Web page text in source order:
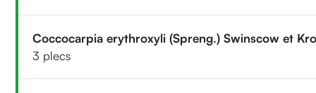
Coccocarpia erythroxyli (Spreng.) Swinscow et
3 plecs